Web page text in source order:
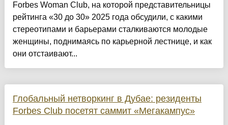
Forbes Woman Club, на которой представительницы
рейтинга «30 до 30» 2025 года обсудили, с какими
стереотипами и барьерами сталкиваются молодые
женщины, поднимаясь по карьерной лестнице, и как
они отстаивают...
Глобальный нетворкинг в Дубае: резиденты
Forbes Club посетят саммит «Мегакампус»